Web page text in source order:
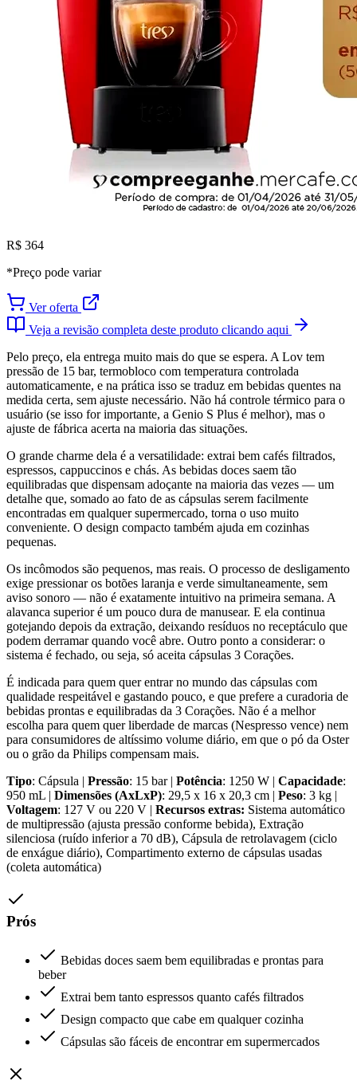
R$ 364
*Preço pode variar
Ver oferta
Veja a revisão completa deste produto clicando aqui
Pelo preço, ela entrega muito mais do que se espera. A Lov tem
pressão de 15 bar, termobloco com temperatura controlada
automaticamente, e na prática isso se traduz em bebidas quentes na
medida certa, sem ajuste necessário. Não há controle térmico para o
usuário (se isso for importante, a Genio S Plus é melhor), mas o
ajuste de fábrica acerta na maioria das situações.
O grande charme dela é a versatilidade: extrai bem cafés filtrados,
espressos, cappuccinos e chás. As bebidas doces saem tão
equilibradas que dispensam adoçante na maioria das vezes — um
detalhe que, somado ao fato de as cápsulas serem facilmente
encontradas em qualquer supermercado, torna o uso muito
conveniente. O design compacto também ajuda em cozinhas
pequenas.
Os incômodos são pequenos, mas reais. O processo de desligamento
exige pressionar os botões laranja e verde simultaneamente, sem
aviso sonoro — não é exatamente intuitivo na primeira semana. A
alavanca superior é um pouco dura de manusear. E ela continua
gotejando depois da extração, deixando resíduos no receptáculo que
podem derramar quando você abre. Outro ponto a considerar: o
sistema é fechado, ou seja, só aceita cápsulas 3 Corações.
É indicada para quem quer entrar no mundo das cápsulas com
qualidade respeitável e gastando pouco, e que prefere a curadoria de
bebidas prontas e equilibradas da 3 Corações. Não é a melhor
escolha para quem quer liberdade de marcas (Nespresso vence) nem
para consumidores de altíssimo volume diário, em que o pó da Oster
ou o grão da Philips compensam mais.
Tipo: Cápsula | Pressão: 15 bar | Potência: 1250 W | Capacidade:
950 mL | Dimensões (AxLxP): 29,5 x 16 x 20,3 cm | Peso: 3 kg |
Voltagem: 127 V ou 220 V | Recursos extras: Sistema automático
de multipressão (ajusta pressão conforme bebida), Extração
silenciosa (ruído inferior a 70 dB), Cápsula de retrolavagem (ciclo
de enxágue diário), Compartimento externo de cápsulas usadas
(coleta automática)
Prós
Bebidas doces saem bem equilibradas e prontas para
beber
Extrai bem tanto espressos quanto cafés filtrados
Design compacto que cabe em qualquer cozinha
Cápsulas são fáceis de encontrar em supermercados